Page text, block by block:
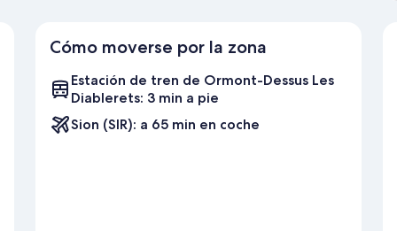
Cómo moverse por la zona
Estación de tren de Ormont-Dessus Les
Diablerets: 3 min a pie
Sion (SIR): a 65 min en coche